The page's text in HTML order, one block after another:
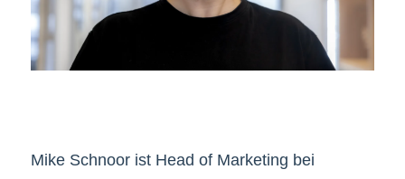
Mike Schnoor ist Head of Marketing bei